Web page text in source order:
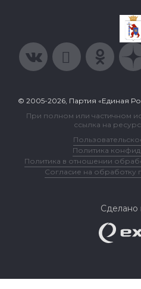
© 2005-2026, Партия «Единая
При полном или частичном
ссылка на
Политика
Политика в отношении
Согласие на обработку
Сделано